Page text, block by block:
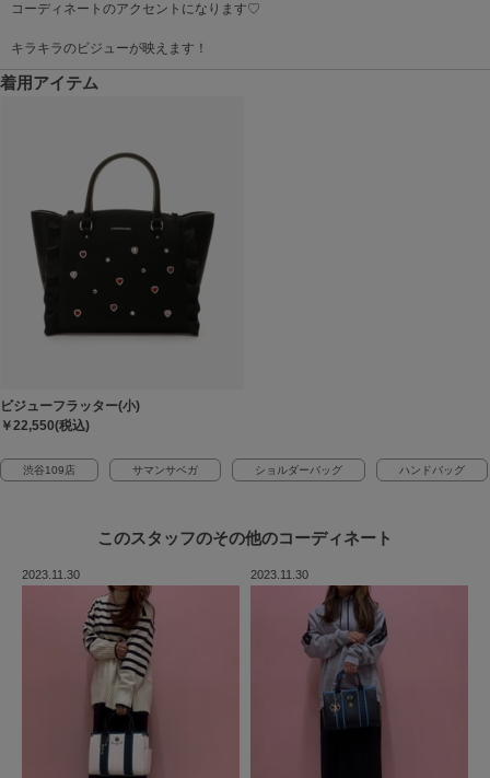
コーディネートのアクセントになります♡
キラキラのビジューが映えます！
着用アイテム
ビジューフラッター(小)
￥22,550(税込)
渋谷109店 サマンサベガ ショルダーバッグ ハンドバッグ
このスタッフのその他のコーディネート
2023.11.30 2023.11.30